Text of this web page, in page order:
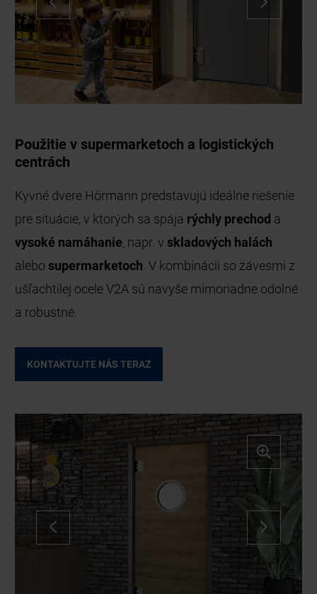
Použitie v supermarketoch a logistických
centrách
Kyvné dvere Hörmann predstavujú ideálne riešenie
pre situácie, v ktorých sa spája rýchly prechod a
vysoké namáhanie, napr. v skladových halách
alebo supermarketoch. V kombinácii so závesmi z
ušľachtilej ocele V2A sú navyše mimoriadne odolné
a robustné.
KONTAKTUJTE NÁS TERAZ